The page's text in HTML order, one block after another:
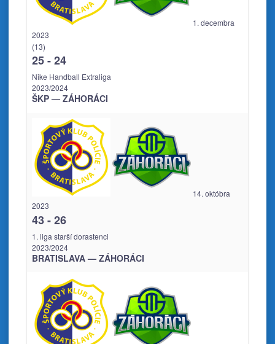
1. decembra
2023
(13)
25-24
Nike Handball Extraliga
2023/2024
ŠKP — ZÁHORÁCI
14. októbra
2023
43-26
1. liga starší dorastenci
2023/2024
BRATISLAVA — ZÁHORÁCI